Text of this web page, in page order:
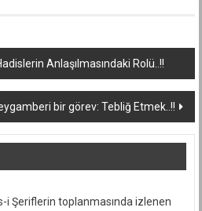
Anlaşılmasındaki Rolü..!!
bir görev: Tebliğ Etmek..!!
i Şeriflerin toplanmasında izlenen